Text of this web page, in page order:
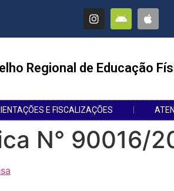
Regional de Educação
E FISCALIZAÇÕES
N° 90016/